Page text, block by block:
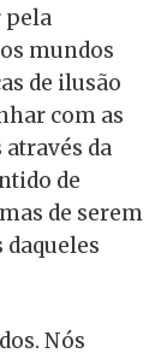
pela
mundos
de ilusão
com as
da
de
de serem
daqueles
Nós